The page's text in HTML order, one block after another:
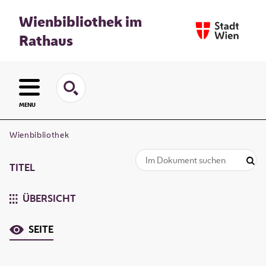
Wienbibliothek im
Rathaus
MENU
Wienbibliothek
TITEL
ÜBERSICHT
SEITE